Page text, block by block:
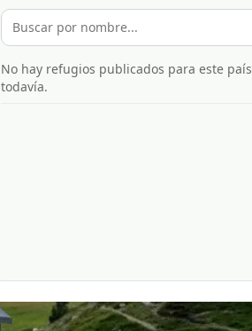
No hay refugios publicados para este país
todavía.